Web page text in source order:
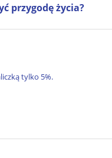
przygodę życia?
tylko 5%.